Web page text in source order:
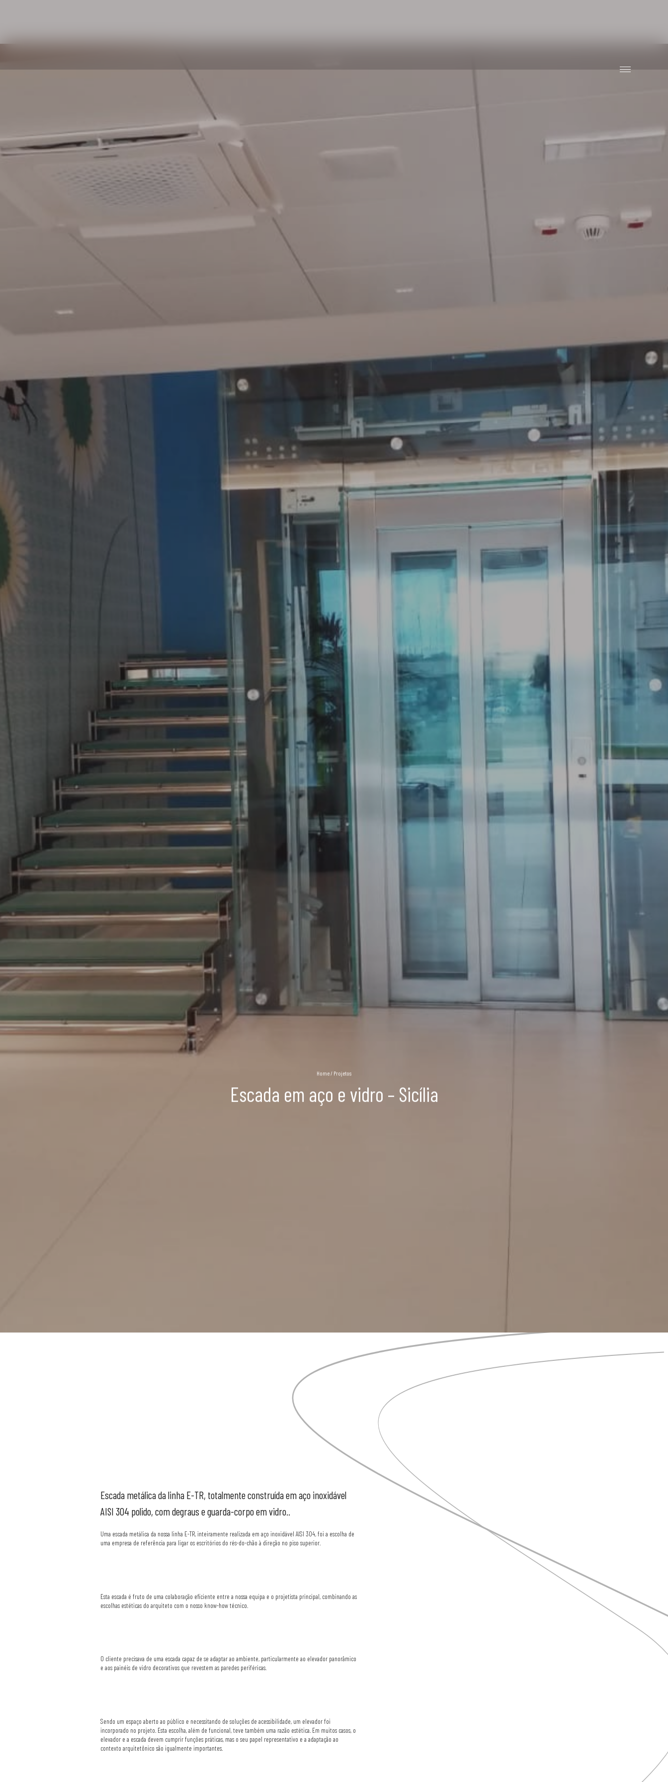
Home/ Projetos
Escada em aço e vidro – Sicília
Escada metálicadalinha E-TR, totalmenteconstruídaemaço inoxidável
AISI 304 polido, comdegraus eguarda-corpoemvidro..
Uma escada metálica da nossa linha E-TR, inteiramente realizada em aço inoxidável AISI 304, foi a escolha de
uma empresa de referência para ligar os escritórios do rés-do-chão à direção no piso superior.
Esta escada é fruto de uma colaboração eficiente entre a nossa equipa e o projetista principal, combinando as
escolhas estéticas do arquiteto com o nosso know-how técnico.
O cliente precisava de uma escada capaz de se adaptar ao ambiente, particularmente ao elevador panorâmico
e aos painéis de vidro decorativos que revestem as paredes periféricas.
Sendo um espaço aberto ao público e necessitando de soluções de acessibilidade, um elevador foi
incorporado no projeto. Esta escolha, além de funcional, teve também uma razão estética. Em muitos casos, o
elevador e a escada devem cumprir funções práticas, mas o seu papel representativo e a adaptação ao
contexto arquitetônico são igualmente importantes.